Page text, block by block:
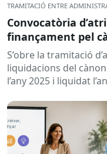
TRAMITACIÓ ENTRE
Convocatòria
finançament pel
d’abocaments
2026
S’obre la tramitació
liquidacions del
l’any 2025 i liquidat